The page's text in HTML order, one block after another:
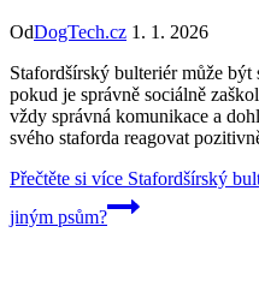
OdDogTech.cz 1. 1. 2026
Stafordšírský bulteriér může
pokud je správně sociálně
vždy správná komunikace a
svého staforda reagovat
Přečtěte si více Stafordšírský
jiným psům?